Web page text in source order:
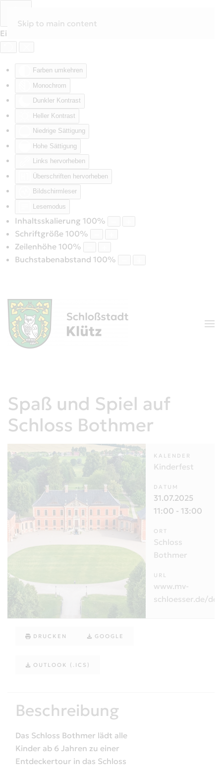
Eingabehilfen öffnen
Farben umkehren
Monochrom
Dunkler Kontrast
Heller Kontrast
Niedrige Sättigung
Hohe Sättigung
Links hervorheben
Überschriften hervorheben
Bildschirmleser
Lesemodus
Inhaltsskalierung 100%
Schriftgröße 100%
Zeilenhöhe 100%
Buchstabenabstand 100%
Skip to main content
Spaß und Spiel auf
Schloss Bothmer
KALENDER
Kinderfest
DATUM
31.07.2025
11:00 - 13:00
ORT
Schloss
Bothmer
URL
www.mv-
schloesser.de/
DRUCKEN GOOGLE
OUTLOOK (.ICS)
Beschreibung
Das Schloss Bothmer lädt alle
Kinder ab 6 Jahren zu einer
Entdeckertour in das Schloss